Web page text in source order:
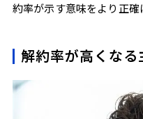
約率が示す意味をより正確
解約率が高くなる